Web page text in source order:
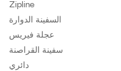
Zipline
السفينة الدوارة
عجلة فيريس
سفينة القراصنة
دائري